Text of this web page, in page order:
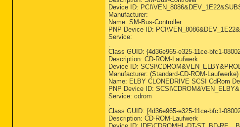
Device ID:
Manufacturer:
Name: SM-Bus-Controller
PNP Device ID:
Service:
.
Class GUID: {4d36e965-e325-11ce-bfc1-
Description: CD-ROM-Laufwerk
Device ID:
Manufacturer: (Standard-CD-ROM-Laufwerke)
Name: ELBY CLONEDRIVE SCSI CdRom
PNP Device ID:
Service: cdrom
.
Class GUID: {4d36e965-e325-11ce-bfc1-
Description: CD-ROM-Laufwerk